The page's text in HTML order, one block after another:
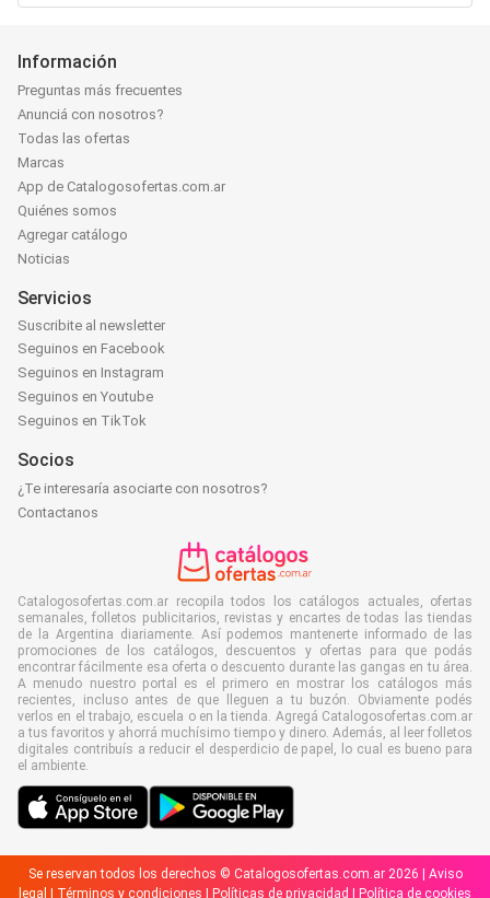
Información
Preguntas más frecuentes
Anunciá con nosotros?
Todas las ofertas
Marcas
App de Catalogosofertas.com.ar
Quiénes somos
Agregar catálogo
Noticias
Servicios
Suscribite al newsletter
Seguinos en Facebook
Seguinos en Instagram
Seguinos en Youtube
Seguinos en TikTok
Socios
¿Te interesaría asociarte con nosotros?
Contactanos
Catalogosofertas.com.ar recopila todos los catálogos actuales, ofertas
semanales, folletos publicitarios, revistas y encartes de todas las tiendas
de la Argentina diariamente. Así podemos mantenerte informado de las
promociones de los catálogos, descuentos y ofertas para que podás
encontrar fácilmente esa oferta o descuento durante las gangas en tu área.
A menudo nuestro portal es el primero en mostrar los catálogos más
recientes, incluso antes de que lleguen a tu buzón. Obviamente podés
verlos en el trabajo, escuela o en la tienda. Agregá Catalogosofertas.com.ar
a tus favoritos y ahorrá muchísimo tiempo y dinero. Además, al leer folletos
digitales contribuís a reducir el desperdicio de papel, lo cual es bueno para
el ambiente.
Se reservan todos los derechos © Catalogosofertas.com.ar 2026 | Aviso
legal
Términos y condiciones Políticas de privacidad Política de cookies